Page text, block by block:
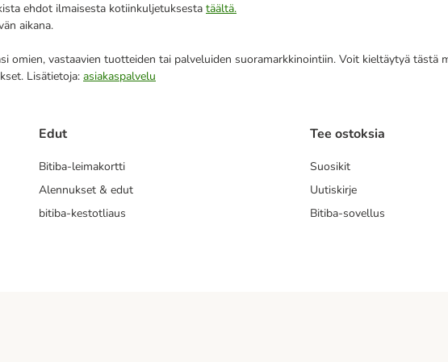
ehdot ilmaisesta kotiinkuljetuksesta täältä.
aikana.
omien, vastaavien tuotteiden tai palveluiden suoramarkkinointiin. Voit kieltäytyä
Lisätietoja: asiakaspalvelu
Edut
Bitiba-leimakortti
Alennukset & edut
bitiba-kestotliaus
Tee ostoksia
Suosikit
Uutiskirje
Bitiba-sovellus